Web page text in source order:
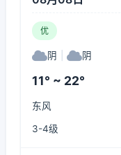
优
阴 阴
11° ~ 22°
东风
3-4级